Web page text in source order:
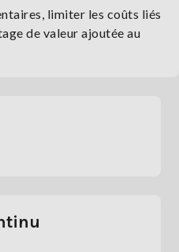
limiter les coûts liés
de valeur ajoutée au